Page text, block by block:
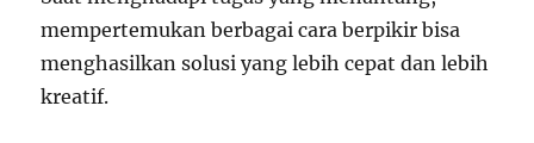
mempertemukan berbagai cara berpikir bisa
menghasilkan solusi yang lebih cepat dan lebih
kreatif.